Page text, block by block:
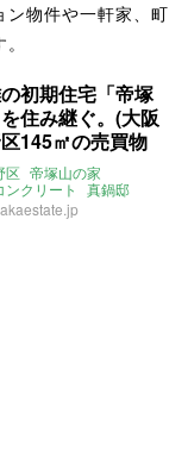
物件や一軒家、町
初期住宅「帝塚
住み継ぐ。(大阪
145㎡の売買物
区 帝塚山の家
ンクリート
真鍋邸